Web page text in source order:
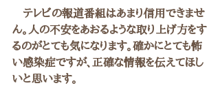
テレビの報道番組はあまり信用できませ
ん。人の不安をあおるような取り上げ方をす
るのがとても気になります。確かにとても怖
い感染症ですが、正確な情報を伝えてほし
いと思います。